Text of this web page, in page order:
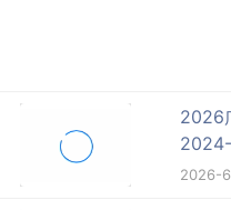
2026
2024-
2026-